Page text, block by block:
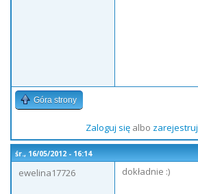
Góra strony
Zaloguj sięalbo zarejestruj
śr., 16/05/2012 - 16:14
ewelina17726
dokładnie :)